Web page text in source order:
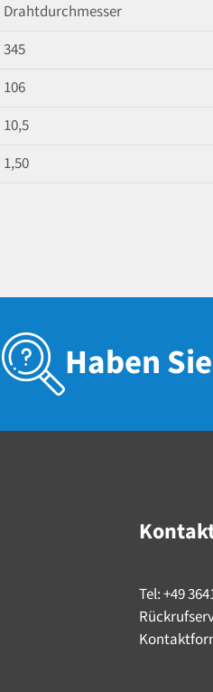
Drahtdurchmesser
345
106
10,5
1,50
Haben
Tel: +49